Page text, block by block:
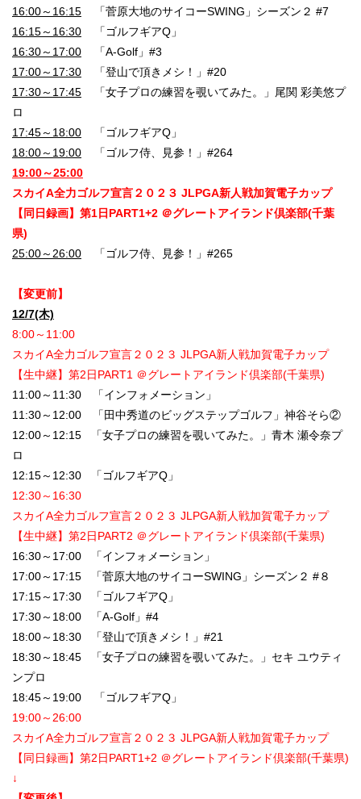
16:00～16:15 「菅原大地のサイコーSWING」シーズン２ #7
16:15～16:30 「ゴルフギアQ」
16:30～17:00 「A-Golf」#3
17:00～17:30 「登山で頂きメシ！」#20
17:30～17:45 「女子プロの練習を覗いてみた。」尾関 彩美悠プ
ロ
17:45～18:00 「ゴルフギアQ」
18:00～19:00 「ゴルフ侍、見参！」#264
19:00～25:00
スカイA全力ゴルフ宣言２０２３ JLPGA新人戦加賀電子カップ
【同日録画】第1日PART1+2 ＠グレートアイランド倶楽部(千葉
県)
25:00～26:00 「ゴルフ侍、見参！」#265
【変更前】
12/7(木)
8:00～11:00
スカイA全力ゴルフ宣言２０２３ JLPGA新人戦加賀電子カップ
【生中継】第2日PART1 ＠グレートアイランド倶楽部(千葉県)
11:00～11:30 「インフォメーション」
11:30～12:00 「田中秀道のビッグステップゴルフ」神谷そら②
12:00～12:15 「女子プロの練習を覗いてみた。」青木 瀬令奈プ
ロ
12:15～12:30 「ゴルフギアQ」
12:30～16:30
スカイA全力ゴルフ宣言２０２３ JLPGA新人戦加賀電子カップ
【生中継】第2日PART2 ＠グレートアイランド倶楽部(千葉県)
16:30～17:00 「インフォメーション」
17:00～17:15 「菅原大地のサイコーSWING」シーズン２ #８
17:15～17:30 「ゴルフギアQ」
17:30～18:00 「A-Golf」#4
18:00～18:30 「登山で頂きメシ！」#21
18:30～18:45 「女子プロの練習を覗いてみた。」セキ ユウティ
ンプロ
18:45～19:00 「ゴルフギアQ」
19:00～26:00
スカイA全力ゴルフ宣言２０２３ JLPGA新人戦加賀電子カップ
【同日録画】第2日PART1+2 ＠グレートアイランド倶楽部(千葉県)
↓